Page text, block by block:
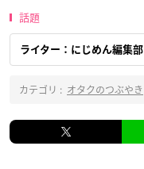
話題
ライター：にじめん編集部
カテゴリ : オタクのつぶやき